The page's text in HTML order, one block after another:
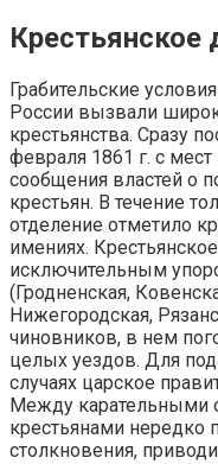
Крестьянское
Грабительские
России вызвали
крестьянства. Сразу
февраля 1861 г. с
сообщения властей о
крестьян. В течение
отделение отметило
имениях.
исключительным
(Гродненская,
Нижегородская,
чиновников, в нем
целых уездов. Для
случаях царское
Между карательными
крестьянами нередко
столкновения,